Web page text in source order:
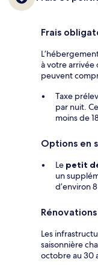
Frais
à votre arrivée
peuvent
Taxe
par nuit.
moins de
Options en
Le petit
un
d’environ
Les
saisonnière
octobre au 30